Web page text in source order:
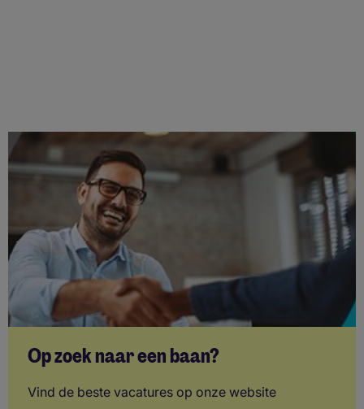
Op zoek naar een baan?
Vind de beste vacatures op onze website